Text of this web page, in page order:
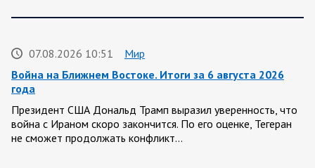
07.08.2026 10:51
Мир
Война на Ближнем Востоке. Итоги за 6 августа 2026
года
Президент США Дональд Трамп выразил уверенность, что
война с Ираном скоро закончится. По его оценке, Тегеран
не сможет продолжать конфликт…